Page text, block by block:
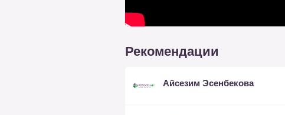
Рекомендации
Айсезим Эсенбекова